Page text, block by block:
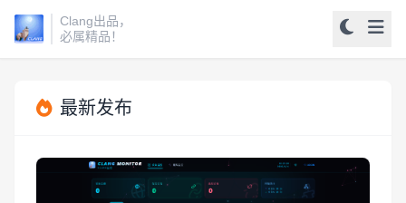
Clang出品，
必属精品！
最新发布